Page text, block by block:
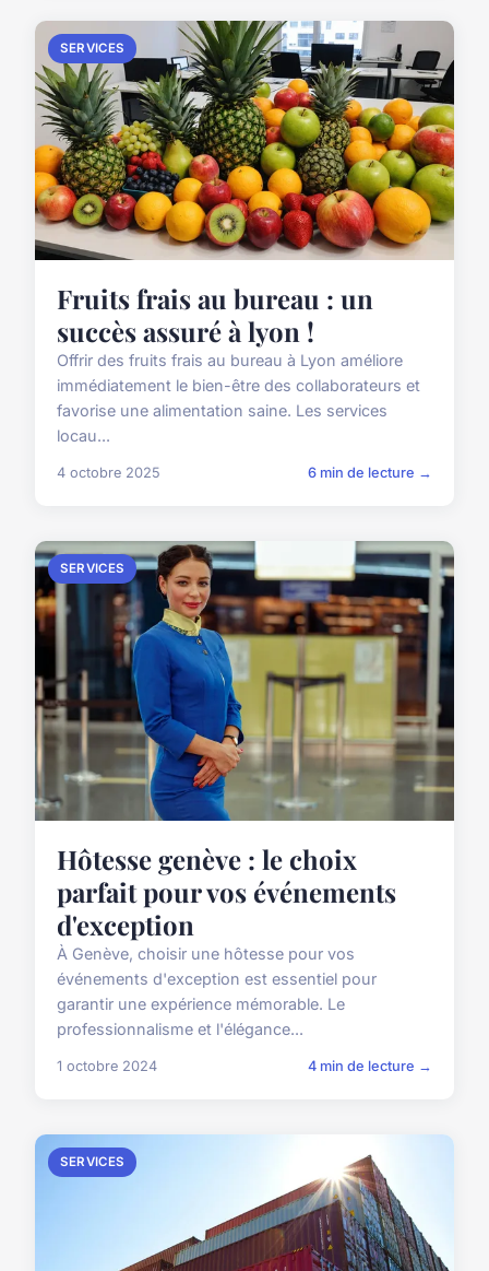
SERVICES
Fruits frais au bureau : un
succès assuré à lyon !
Offrir des fruits frais au bureau à Lyon améliore
immédiatement le bien-être des collaborateurs et
favorise une alimentation saine. Les services
locau...
4 octobre 2025 6 min de lecture →
SERVICES
Hôtesse genève : le choix
parfait pour vos événements
d'exception
À Genève, choisir une hôtesse pour vos
événements d'exception est essentiel pour
garantir une expérience mémorable. Le
professionnalisme et l'élégance...
1 octobre 2024 4 min de lecture →
SERVICES